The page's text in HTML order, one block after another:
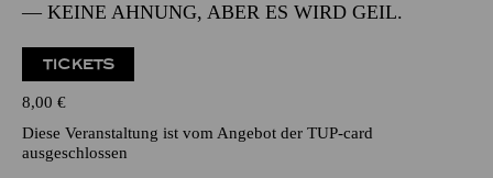
— KEINE AHNUNG, ABER ES WIRD GEIL.
TICKETS
8,00 €
Diese Veranstaltung ist vom Angebot der TUP-card
ausgeschlossen